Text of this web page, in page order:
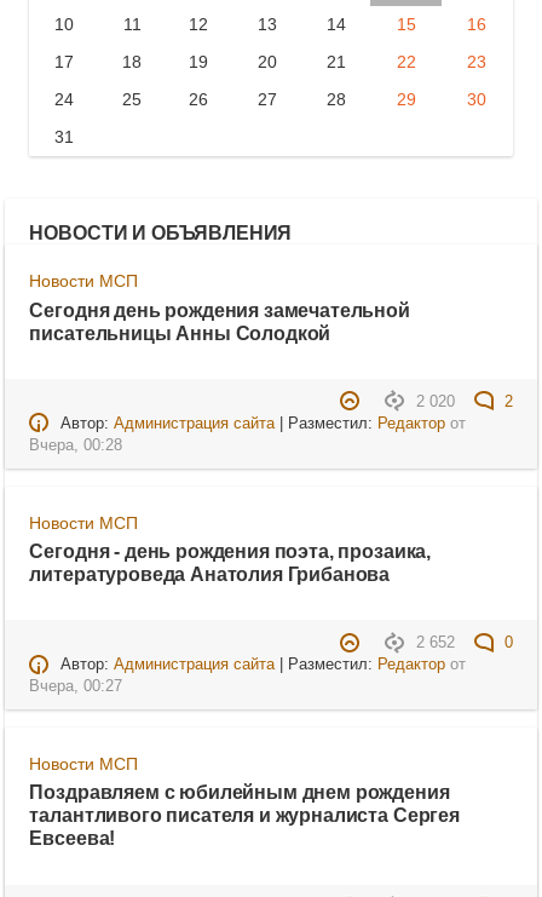
10
11 12 13 14 15
16
17
18 19 20 21 22
23
24
25 26 27 28 29
30
31
НОВОСТИ И ОБЪЯВЛЕНИЯ
Новости МСП
Сегодня день рождения замечательной
писательницы Анны Солодкой
2 020
2
Автор: Администрация сайта| Разместил: Редакторот
Вчера, 00:28
Новости МСП
Сегодня - день рождения поэта, прозаика,
литературоведа Анатолия Грибанова
2 652
0
Автор: Администрация сайта| Разместил: Редакторот
Вчера, 00:27
Новости МСП
Поздравляем с юбилейным днем рождения
талантливого писателя и журналиста Сергея
Евсеева!